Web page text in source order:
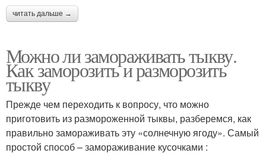
читать дальше →
Можно ли замораживать тыкву.
Как заморозить и разморозить
тыкву
Прежде чем переходить к вопросу, что можно
приготовить из размороженной тыквы, разберемся, как
правильно замораживать эту «солнечную ягоду». Самый
простой способ – замораживание кусочками :